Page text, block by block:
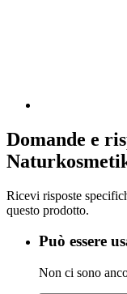
Domande e
Ricevi risposte
questo prodotto.
Può essere
Non ci sono